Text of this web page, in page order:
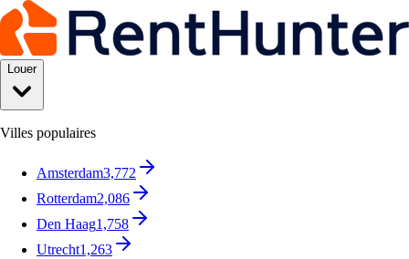
Louer
Villes populaires
Amsterdam3,772
Rotterdam2,086
Den Haag1,758
Utrecht1,263